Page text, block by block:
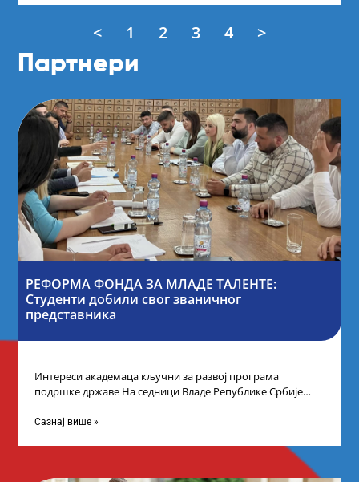
< 1 2 3 4 >
Партнери
РЕФОРМА ФОНДА ЗА МЛАДЕ ТАЛЕНТЕ:
Студенти добили свог званичног
представника
Интереси академаца кључни за развој програма
подршке државе На седници Владе Републике Србије
Сазнај више »